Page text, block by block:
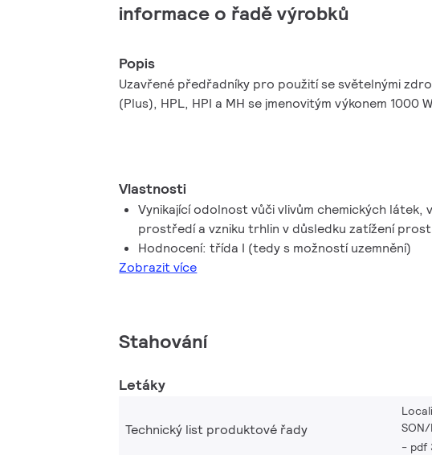
informace o řadě výrobků
Popis
Uzavřené předřadníky pro použití se světelnými
(Plus), HPL, HPI a MH se jmenovitým výkonem 1000
Vlastnosti
Vynikající odolnost vůči vlivům chemických látek,
prostředí a vzniku trhlin v důsledku zatížení
Hodnocení: třída I (tedy s možností uzemnění)
Zobrazit více
Stahování
Letáky
Technický list produktové řady
pdf